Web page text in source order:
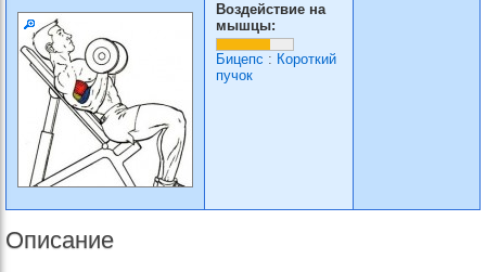
Воздействие на
мышцы:
Бицепс : Короткий
пучок
Описание